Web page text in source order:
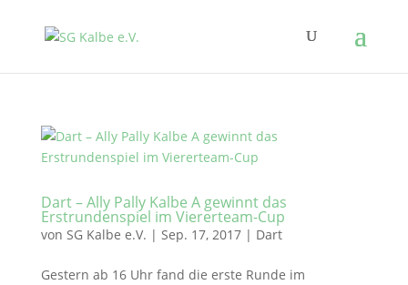
Dart – Ally Pally Kalbe A gewinnt das
Erstrundenspiel im Viererteam-Cup
von SG Kalbe e.V. | Sep. 17, 2017| Dart
Gestern ab 16 Uhr fand die erste Runde im